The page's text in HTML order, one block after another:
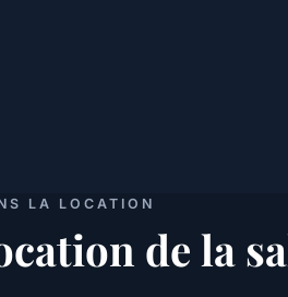
LA LOCATION
de la